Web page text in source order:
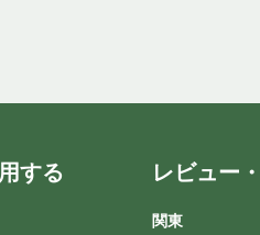
する レビュー
関東